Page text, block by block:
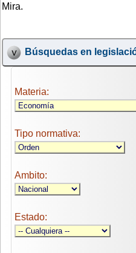
Mira.
Búsquedas en
Materia:
Tipo normativa:
Ambito:
Estado: